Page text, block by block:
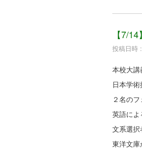
【7/
投稿日時
本校大講
日本学
２名の
英語によ
文系選
東洋文